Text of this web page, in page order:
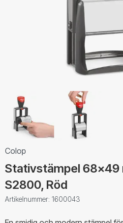
Colop
Stativstämpel 68x49
S2800, Röd
Artikelnummer: 1600043